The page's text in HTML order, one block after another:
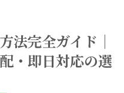
法完全ガイド｜
・即日対応の選